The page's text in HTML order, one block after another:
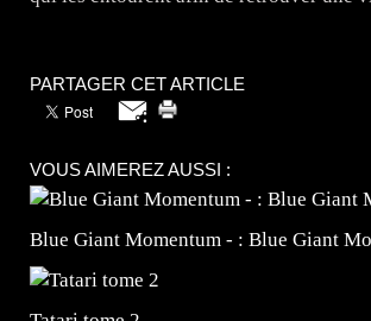
PARTAGER CET ARTICLE
VOUS AIMEREZ AUSSI :
Blue Giant Momentum - : Blue Giant